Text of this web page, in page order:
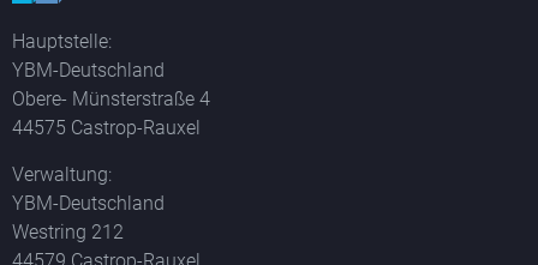
Hauptstelle:
YBM-Deutschland
Obere- Münsterstraße 4
44575 Castrop-Rauxel
Verwaltung:
YBM-Deutschland
Westring 212